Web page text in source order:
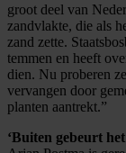
groot deel van
zandvlakte, die als
zand zette.
temmen en heeft
dien. Nu proberen
vervangen door
planten aantrekt.”
‘Buiten gebeurt